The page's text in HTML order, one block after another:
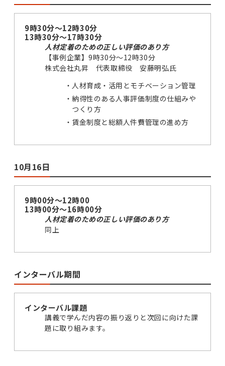
9時30分～12時30分
13時30分～17時30分
人材定着のための正しい評価のあり方
【事例企業】9時30分～12時30分
株式会社丸昇 代表取締役 安藤明弘氏
人材育成・活用とモチベーション管理
納得性のある人事評価制度の仕組みや
つくり方
賃金制度と総額人件費管理の進め方
10月16日
9時00分～12時00
13時00分～16時00分
人材定着のための正しい評価のあり方
同上
インターバル期間
インターバル課題
講義で学んだ内容の振り返りと次回に向けた課
題に取り組みます。